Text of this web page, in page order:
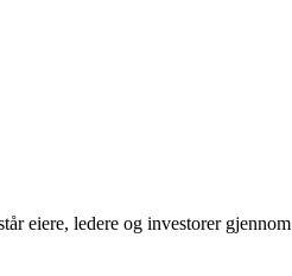
eiere, ledere og investorer